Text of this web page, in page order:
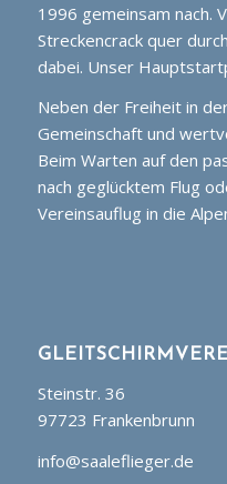
1996 gemeinsam nach.
Streckencrack quer
dabei. Unser
Neben der Freiheit in
Gemeinschaft und
Beim Warten auf den
nach geglücktem Flug
Vereinsauflug in die
Steinstr. 36
97723 Frankenbrunn
info@saaleflieger.de